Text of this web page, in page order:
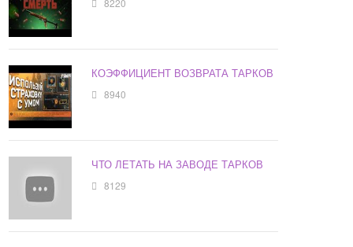
8220
КОЭФФИЦИЕНТ ВОЗВРАТА ТАРКОВ
8940
ЧТО ЛЕТАТЬ НА ЗАВОДЕ ТАРКОВ
8129